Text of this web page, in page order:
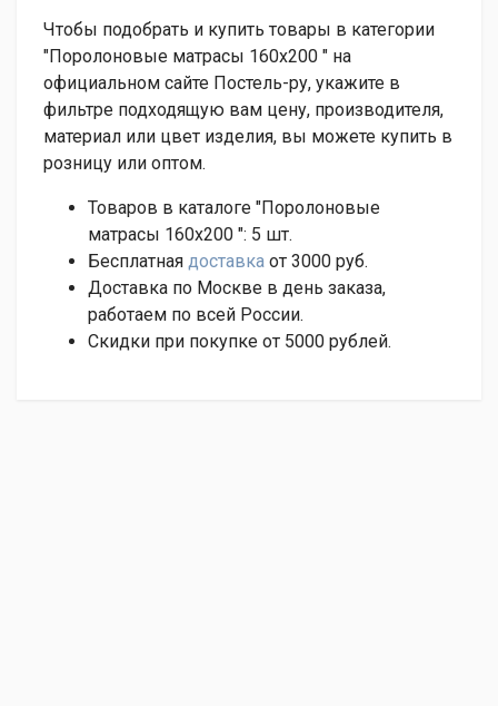
Чтобы подобрать и купить товары в категории
"Поролоновые матрасы 160х200 " на
официальном сайте Постель-ру, укажите в
фильтре подходящую вам цену, производителя,
материал или цвет изделия, вы можете купить в
розницу или оптом.
Товаров в каталоге "Поролоновые
матрасы 160х200 ": 5 шт.
Бесплатная доставка от 3000 руб.
Доставка по Москве в день заказа,
работаем по всей России.
Скидки при покупке от 5000 рублей.